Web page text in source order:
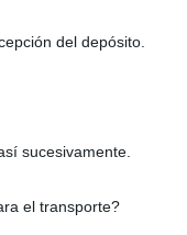
del depósito.
sucesivamente.
el transporte?